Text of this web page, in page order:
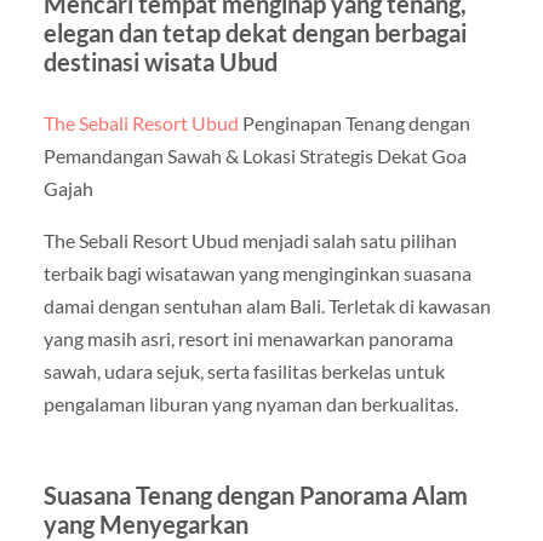
elegan dan tetap dekat dengan berbagai
destinasi wisata Ubud
The Sebali Resort Ubud Penginapan Tenang dengan
Pemandangan Sawah & Lokasi Strategis Dekat Goa
Gajah
The Sebali Resort Ubud menjadi salah satu pilihan
terbaik bagi wisatawan yang menginginkan suasana
damai dengan sentuhan alam Bali. Terletak di kawasan
yang masih asri, resort ini menawarkan panorama
sawah, udara sejuk, serta fasilitas berkelas untuk
pengalaman liburan yang nyaman dan berkualitas.
Suasana Tenang dengan Panorama Alam
yang Menyegarkan